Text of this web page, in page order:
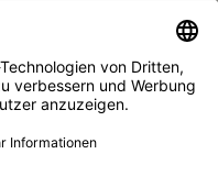
der Kikkoman